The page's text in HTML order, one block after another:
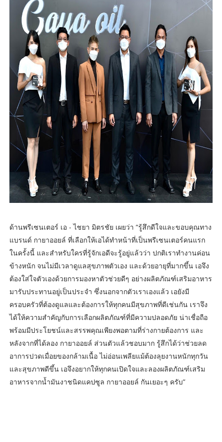
ด้านพรีเซนเตอร์ เอ - ไชยา มิตรชัย เผยว่า “รู้สึกดีใจและขอบคุณทาง
แบรนด์ กายาออยล์ ที่เลือกให้เอได้ทำหน้าที่เป็นพรีเซนเตอร์คนแรก
ในครั้งนี้ และสำหรับใครที่รู้จักเอดีจะรู้อยู่แล้วว่า ปกติเราทำงานค่อน
ข้างหนัก จนไม่มีเวลาดูแลสุขภาพตัวเอง และด้วยอายุที่มากขึ้น เอจึง
ต้องใส่ใจตัวเองด้วยการมองหาตัวช่วยดีๆ อย่างผลิตภัณฑ์เสริมอาหาร
มารับประทานอยู่เป็นประจำ ซึ่งนอกจากตัวเราเองแล้ว เอยังมี
ครอบครัวที่ต้องดูแลและต้องการให้ทุกคนมีสุขภาพที่ดีเช่นกัน เราจึง
ได้ให้ความสำคัญกับการเลือกผลิตภัณฑ์ที่มีความปลอดภัย น่าเชื่อถือ
พร้อมมีประโยชน์และสรรพคุณเพียงพอตามที่ร่างกายต้องการ และ
หลังจากที่ได้ลอง กายาออยล์ ส่วนตัวแล้วชอบมาก รู้สึกได้ว่าช่วยลด
อาการปวดเมื่อยของกล้ามเนื้อ ไม่อ่อนเพลียแม้ต้องลุยงานหนักทุกวัน
และสุขภาพดีขึ้น เอจึงอยากให้ทุกคนเปิดใจและลองผลิตภัณฑ์เสริม
อาหารจากน้ำมันงาชนิดแคปซูล กายาออยล์ กันเยอะๆ ครับ”